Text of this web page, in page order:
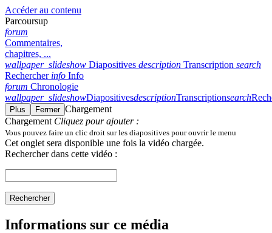
Accéder au contenu
Parcoursup
forum
Commentaires,
chapitres, ...
wallpaper_slideshow Diapositives description Transcription search
Rechercher info Info
forum Chronologie
wallpaper_slideshowDiapositivesdescriptionTranscriptionsearch
Plus Fermer Chargement
Chargement Cliquez pour ajouter :
Vous pouvez faire un clic droit sur les diapositives pour ouvrir le menu
Cet onglet sera disponible une fois la vidéo chargée.
Rechercher dans cette vidéo :
Rechercher
Informations sur ce média